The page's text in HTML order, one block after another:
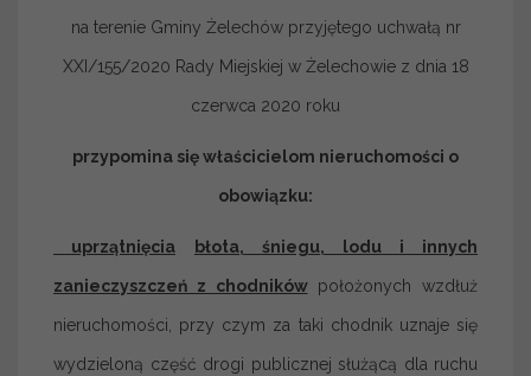
na terenie Gminy Żelechów przyjętego uchwałą nr
XXI/155/2020 Rady Miejskiej w Żelechowie z dnia 18
czerwca 2020 roku
przypomina się właścicielom nieruchomości o
obowiązku:
uprzątnięcia błota, śniegu, lodu i innych
zanieczyszczeń z chodnikówpołożonych wzdłuż
nieruchomości, przy czym za taki chodnik uznaje się
wydzieloną część drogi publicznej służącą dla ruchu